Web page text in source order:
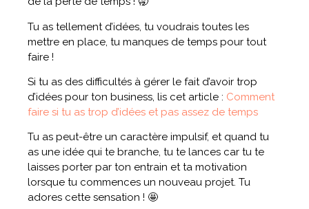
Tu as tellement d’idées, tu voudrais toutes les
mettre en place, tu manques de temps pour tout
faire !
Si tu as des difficultés à gérer le fait d’avoir trop
d’idées pour ton business, lis cet article : Comment
faire si tu as trop d’idées et pas assez de temps
Tu as peut-être un caractère impulsif, et quand tu
as une idée qui te branche, tu te lances car tu te
laisses porter par ton entrain et ta motivation
lorsque tu commences un nouveau projet. Tu
adores cette sensation ! 🤩